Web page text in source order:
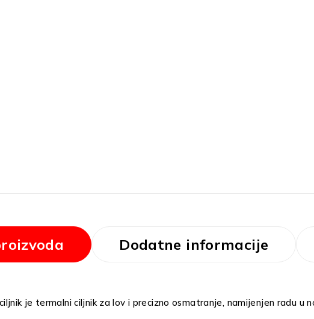
Dodatne informacije
je termalni ciljnik za lov i precizno osmatranje, namijenjen radu u